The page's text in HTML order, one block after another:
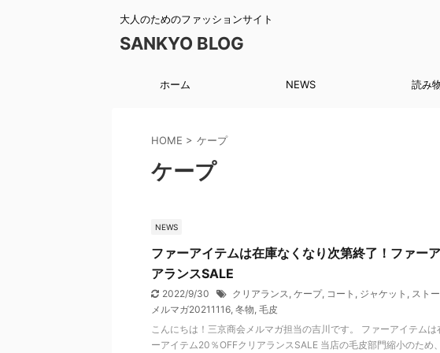
大人のためのファッションサイト
SANKYO BLOG
ホーム NEWS 読み
HOME > ケープ
ケープ
NEWS
ファーアイテムは在庫なくなり次第終了！ファー
アランスSALE
2022/9/30 クリアランス, ケープ, コート , ジャケット , スト
メルマガ20211116, 冬物, 毛皮
こんにちは！三京商会メルマガ担当の吉川です。 ファーアイテム
ーアイテム20％OFFクリアランスSALE 当店の毛皮部門縮小のため